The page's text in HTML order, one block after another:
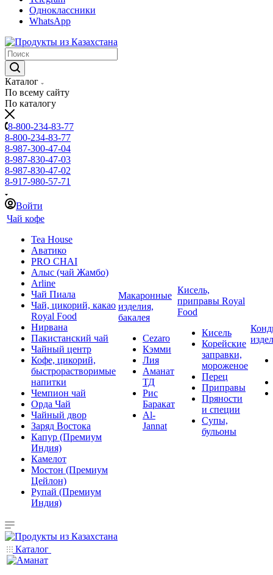
Одноклассники
WhatsApp
Каталог
По всему сайту
По каталогу
8-800-234-83-77
8-800-234-83-77
8-987-300-47-04
8-987-830-47-03
8-987-830-47-02
8-917-980-57-71
Войти
Чай кофе
Tea House
Аватико
PRO CHAI
Алыс (чай Жамбо)
Arline
Чай Пиала
Чай, цикорий, какао
Royal Food
Нирвана
Пакистанский чай
Чайный центр
Кофе, цикорий,
быстрорастворимые
напитки
Чемпион чай
Орда Чай
Чайный двор
Заряд Востока
Капур (Премиум
Индия)
Камелот
Мостон (Премиум
Цейлон)
Рупай (Премиум
Индия)
Макаронные
изделия,
бакалея
Cezaro
Кэмми
Лия
Аманат
ТД
Рис
Баракат
Al-
Jannat
Кисель,
приправы Royal
Food
Кисель
Корейские
заправки,
мороженое
Перец
Приправы
Пряности
и специи
Супы,
бульоны
Каталог